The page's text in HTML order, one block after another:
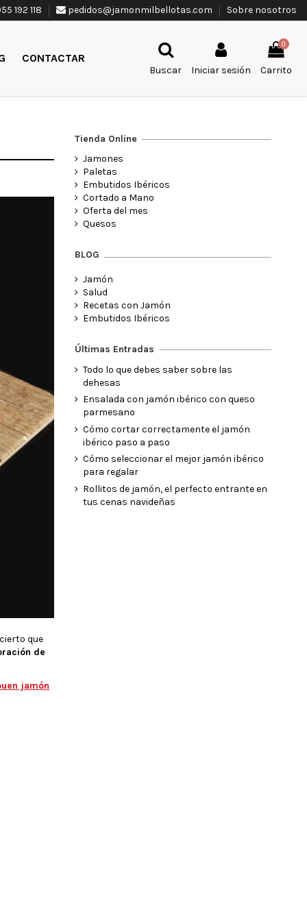
192 118 pedidos@jamonmilbellotas.com Sobre nosotros
CONTACTAR
Buscar Iniciar sesión
0
Carrito
que
de
jamón
Tienda Online
Jamones
Paletas
Embutidos Ibéricos
Cortado a Mano
Oferta del mes
Quesos
BLOG
Jamón
Salud
Recetas con Jamón
Embutidos Ibéricos
Últimas Entradas
Todo lo que debes saber sobre las
dehesas
Ensalada con jamón ibérico con queso
parmesano
Cómo cortar correctamente el jamón
ibérico paso a paso
Cómo seleccionar el mejor jamón ibérico
para regalar
Rollitos de jamón, el perfecto entrante en
tus cenas navideñas